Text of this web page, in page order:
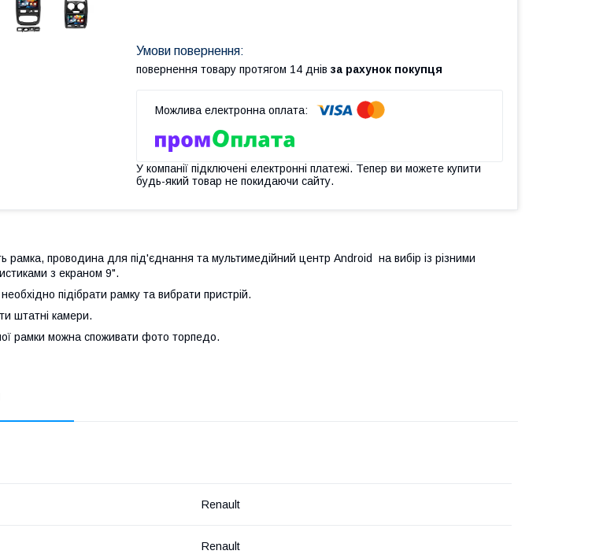
повернення товару протягом 14 днів за рахунок покупця
У компанії підключені електронні платежі. Тепер ви можете купити
будь-який товар не покидаючи сайту.
рамка, проводина для під'єднання та мультимедійний центр Android на вибір із різними
з екраном 9".
підібрати рамку та вибрати пристрій.
штатні камери.
рамки можна споживати фото торпедо.
Renault
Renault